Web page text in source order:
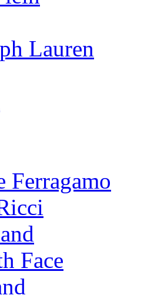
Lauren
Ferragamo
Face